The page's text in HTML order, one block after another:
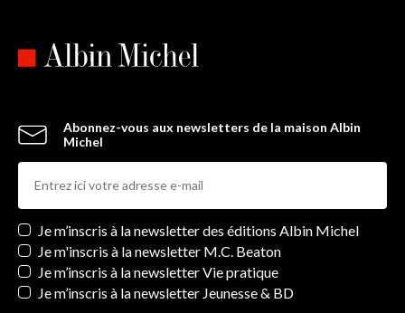
Abonnez-vous aux newsletters de la maison Albin
Michel
Newsletters
Je m’inscris à la newsletter des éditions Albin Michel
Je m'inscris à la newsletter M.C. Beaton
Je m’inscris à la newsletter Vie pratique
Je m’inscris à la newsletter Jeunesse & BD